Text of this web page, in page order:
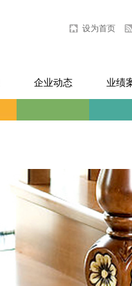
设为首页
企业动态 业绩